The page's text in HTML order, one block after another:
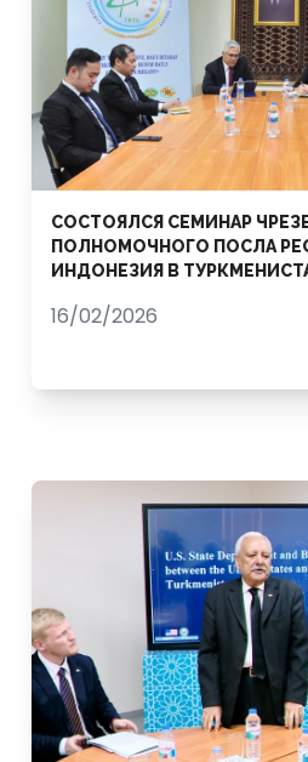
СОСТОЯЛСЯ СЕМИНАР
ПОЛНОМОЧНОГО ПОСЛА
ИНДОНЕЗИЯ В
16/02/2026